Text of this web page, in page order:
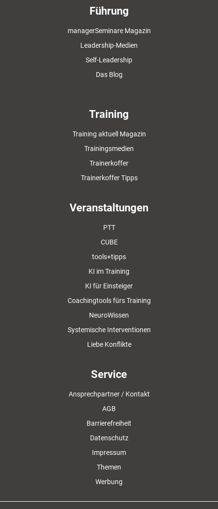
Führung
managerSeminare Magazin
Leadership-Medien
Self-Leadership
Das Blog
Training
Training aktuell Magazin
Trainingsmedien
Trainerkoffer
Trainerkoffer Tipps
Veranstaltungen
PTT
CUBE
tools+tipps
KI im Training
KI für Einsteiger
Coachingtools fürs Training
NeuroWissen
Systemische Interventionen
Liebe Konflikte
Service
Ansprechpartner / Kontakt
AGB
Barrierefreiheit
Datenschutz
Impressum
Themen
Werbung